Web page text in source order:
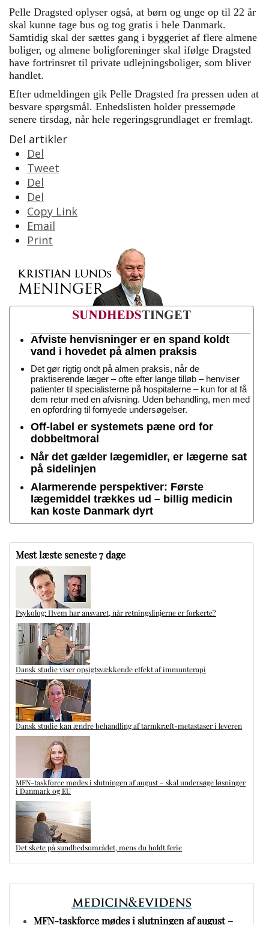
Pelle Dragsted oplyser også, at børn og unge op til 22 år
skal kunne tage bus og tog gratis i hele Danmark.
Samtidig skal der sættes gang i byggeriet af flere almene
boliger, og almene boligforeninger skal ifølge Dragsted
have fortrinsret til private udlejningsboliger, som bliver
handlet.
Efter udmeldingen gik Pelle Dragsted fra pressen uden at
besvare spørgsmål. Enhedslisten holder pressemøde
senere tirsdag, når hele regeringsgrundlaget er fremlagt.
Del artikler
Del
Tweet
Del
Del
Copy Link
Email
Print
Afviste henvisninger er en spand koldt
vand i hovedet på almen praksis
Det gør rigtig ondt på almen praksis, når de
praktiserende læger – ofte efter lange tilløb – henviser
patienter til specialisterne på hospitalerne – kun for at få
dem retur med en afvisning. Uden behandling, men med
en opfordring til fornyede undersøgelser.
Off-label er systemets pæne ord for
dobbeltmoral
Når det gælder lægemidler, er lægerne sat
på sidelinjen
Alarmerende perspektiver: Første
lægemiddel trækkes ud – billig medicin
kan koste Danmark dyrt
Mest læste seneste 7 dage
Psykolog: Hvem har ansvaret, når retningslinjerne er forkerte?
Dansk studie viser opsigtsvækkende effekt af immunterapi
Dansk studie kan ændre behandling af tarmkræft-metastaser i leveren
MFN-taskforce mødes i slutningen af august – skal undersøge løsninger
i Danmark og EU
Det skete på sundhedsområdet, mens du holdt ferie
MFN-taskforce mødes i slutningen af august –